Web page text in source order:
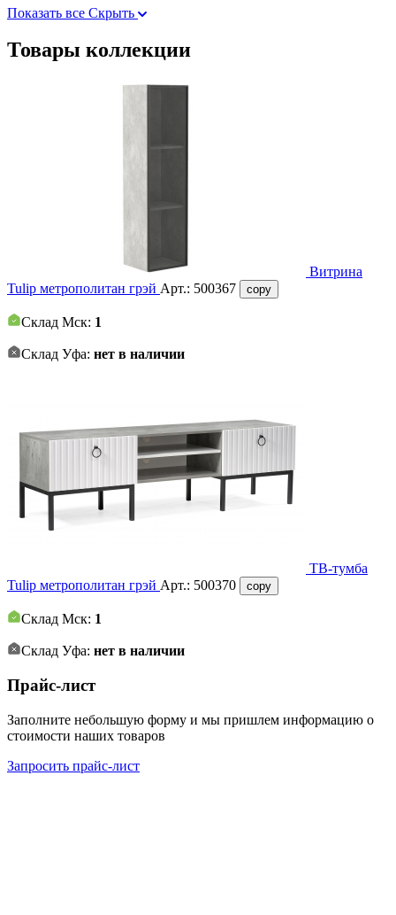
Показать все Скрыть
Товары коллекции
Витрина
Tulip метрополитан грэй Арт.: 500367 copy
Склад Мск: 1
Склад Уфа: нет в наличии
ТВ-тумба
Tulip метрополитан грэй Арт.: 500370 copy
Склад Мск: 1
Склад Уфа: нет в наличии
Прайс-лист
Заполните небольшую форму и мы пришлем информацию о
стоимости наших товаров
Запросить прайс-лист